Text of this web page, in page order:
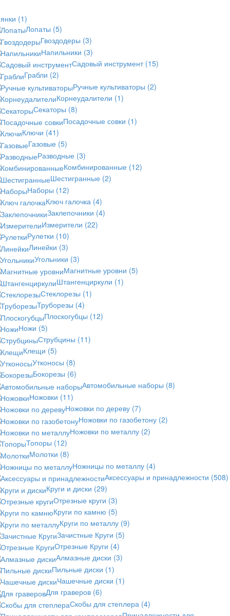
(1)
Лопаты (5)
Гвоздодеры (3)
Напильники (3)
Садовый инструмент (15)
Грабли (2)
Ручные культиваторы (2)
Корнеудалители (1)
Секаторы (8)
Посадочные совки (1)
Ключи (41)
Газовые (5)
Разводные (3)
Комбинированные (12)
Шестигранные (2)
Наборы (12)
Ключ галочка (4)
Заклепочники (4)
Измерители (22)
Рулетки (10)
Линейки (3)
Угольники (3)
Магнитные уровни (5)
Штангенциркули (1)
Стеклорезы (1)
Труборезы (4)
Плоскогубцы (12)
Ножи (5)
Струбцины (11)
Клещи (5)
Утконосы (8)
Бокорезы (6)
Автомобильные наборы (8)
Ножовки (11)
Ножовки по дереву (7)
Ножовки по газобетону (2)
Ножовки по металлу (2)
Топоры (12)
Молотки (8)
Ножницы по металлу (4)
Аксессуары и принадлежности (508)
Круги и диски (29)
Отрезные круги (3)
Круги по камню (5)
Круги по металлу (9)
Зачистные Круги (5)
Отрезные Круги (4)
Алмазные диски (3)
Пильные диски (1)
Чашечные диски (1)
Для граверов (6)
Скобы для степлера (4)